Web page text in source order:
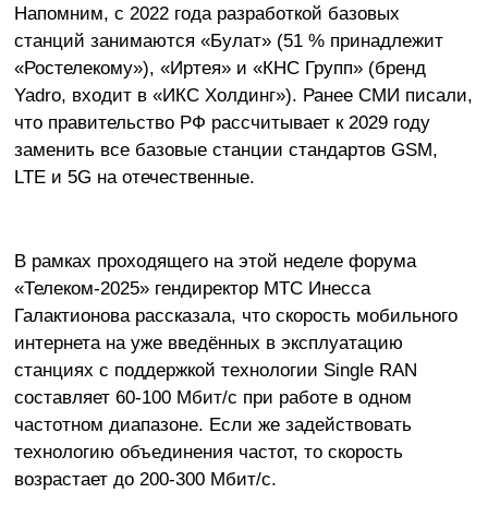
Напомним, с 2022 года разработкой базовых
станций занимаются «Булат» (51 % принадлежит
«Ростелекому»), «Иртея» и «КНС Групп» (бренд
Yadro, входит в «ИКС Холдинг»). Ранее СМИ писали,
что правительство РФ рассчитывает к 2029 году
заменить все базовые станции стандартов GSM,
LTE и 5G на отечественные.
В рамках проходящего на этой неделе форума
«Телеком-2025» гендиректор МТС Инесса
Галактионова рассказала, что скорость мобильного
интернета на уже введённых в эксплуатацию
станциях с поддержкой технологии Single RAN
составляет 60-100 Мбит/с при работе в одном
частотном диапазоне. Если же задействовать
технологию объединения частот, то скорость
возрастает до 200-300 Мбит/с.